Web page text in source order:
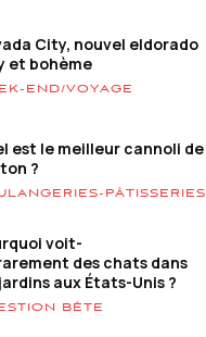
City, nouvel eldorado
et bohème
END/VOYAGE
est le meilleur cannoli de
?
PÂTISSERIES
voit-
des chats dans
aux États-Unis ?
BÊTE